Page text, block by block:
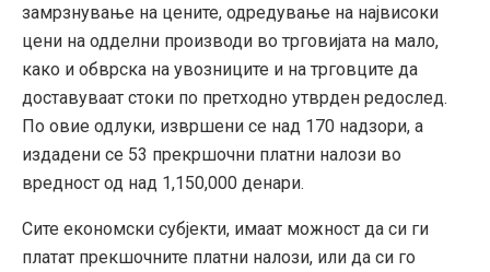
замрзнување на цените, одредување на највисоки
цени на одделни производи во трговијата на мало,
како и обврска на увозниците и на трговците да
доставуваат стоки по претходно утврден редослед.
По овие одлуки, извршени се над 170 надзори, а
издадени се 53 прекршочни платни налози во
вредност од над 1,150,000 денари.
Сите економски субјекти, имаат можност да си ги
платат прекшочните платни налози, или да си го